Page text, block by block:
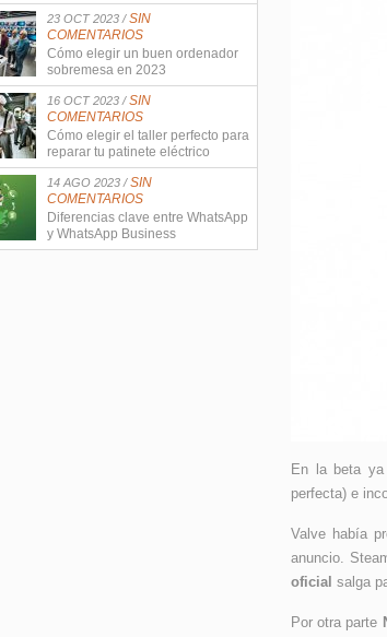
En la beta ya
perfecta) e
Valve había
anuncio.
oficial salga
Por otra parte
23 OCT 2023 /SIN
COMENTARIOS
Cómo elegir un buen ordenador
sobremesa en 2023
16 OCT 2023 /SIN
COMENTARIOS
Cómo elegir el taller perfecto para
reparar tu patinete eléctrico
14 AGO 2023 /SIN
COMENTARIOS
Diferencias clave entre WhatsApp
y WhatsApp Business